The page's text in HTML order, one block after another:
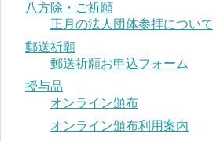
八方除・ご祈願
正月の法人団体参拝について
郵送祈願
郵送祈願お申込フォーム
授与品
オンライン頒布
オンライン頒布利用案内